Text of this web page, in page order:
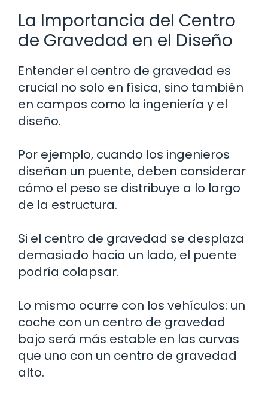
La Importancia del Centro
de Gravedad en el Diseño
Entender el centro de gravedad es
crucial no solo en física, sino también
en campos como la ingeniería y el
diseño.
Por ejemplo, cuando los ingenieros
diseñan un puente, deben considerar
cómo el peso se distribuye a lo largo
de la estructura.
Si el centro de gravedad se desplaza
demasiado hacia un lado, el puente
podría colapsar.
Lo mismo ocurre con los vehículos: un
coche con un centro de gravedad
bajo será más estable en las curvas
que uno con un centro de gravedad
alto.